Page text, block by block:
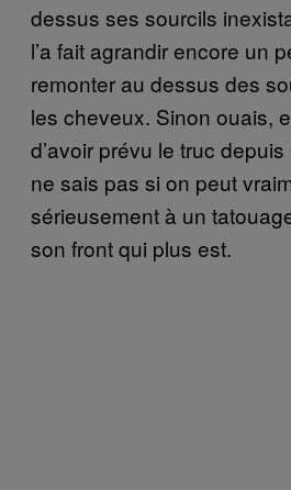
dessus ses sourcils
l’a fait agrandir encore un
remonter au dessus des
les cheveux. Sinon ouais,
d’avoir prévu le truc
ne sais pas si on peut
sérieusement à un
son front qui plus est.